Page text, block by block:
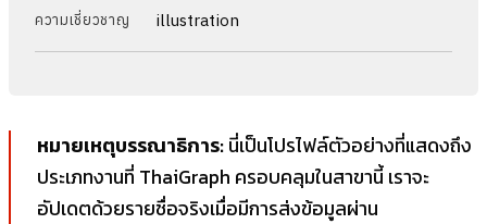
ความเชี่ยวชาญ illustration
หมายเหตุบรรณาธิการ:นี่เป็นโปรไฟล์ตัวอย่างที่แสดงถึง
ประเภทงานที่ ThaiGraph ครอบคลุมในสาขานี้ เราจะ
อัปเดตด้วยรายชื่อจริงเมื่อมีการส่งข้อมูลผ่าน